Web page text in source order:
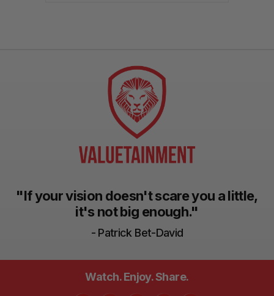
"If your vision doesn't scare you a little,
it's not big enough."
- Patrick Bet-David
Watch. Enjoy. Share.